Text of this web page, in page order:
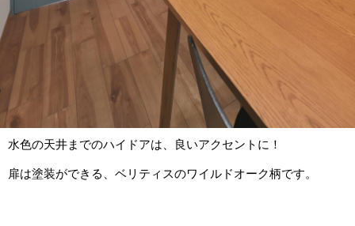
水色の天井までのハイドアは、良いアクセントに！
扉は塗装ができる、ベリティスのワイルドオーク柄です。